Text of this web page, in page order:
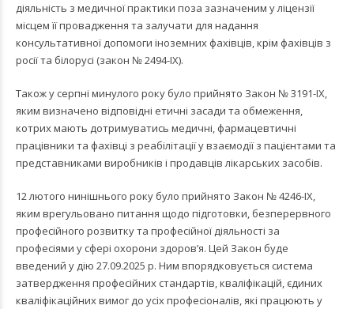
діяльність з медичної практики поза зазначеним у ліцензії
місцем її провадження та залучати для надання
консультативної допомоги іноземних фахівців, крім фахівців з
росії та білорусі (закон № 2494-IX).
Також у серпні минулого року було прийнято Закон № 3191-IX,
яким визначено відповідні етичні засади та обмеження,
котрих мають дотримуватись медичні, фармацевтичні
працівники та фахівці з реабілітації у взаємодії з пацієнтами та
представниками виробників і продавців лікарських засобів.
12 лютого нинішнього року було прийнято Закон № 4246-IX,
яким врегульовано питання щодо підготовки, безперервного
професійного розвитку та професійної діяльності за
професіями у сфері охорони здоров’я. Цей Закон буде
введений у дію 27.09.2025 р. Ним впорядковується система
затвердження професійних стандартів, кваліфікацій, єдиних
кваліфікаційних вимог до усіх професіоналів, які працюють у